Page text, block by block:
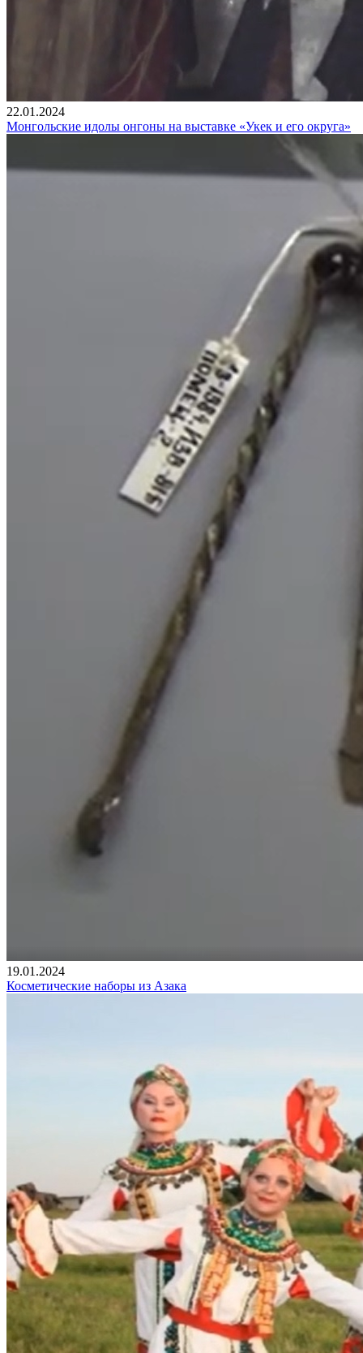
22.01.2024
Монгольские идолы онгоны на выставке «Укек и его округа»
19.01.2024
Косметические наборы из Азака